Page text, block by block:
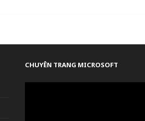
CHUYÊN TRANG MICROSOFT